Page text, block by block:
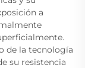
a
de la tecnología
su resistencia